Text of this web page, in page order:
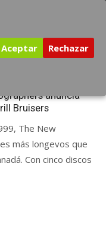
anuncia
Bruisers
The New
más longevos que
Con cinco discos
Aceptar Rechazar